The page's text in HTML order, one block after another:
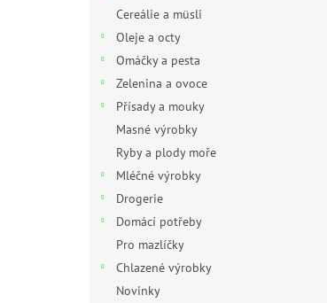
Cereálie a müsli
Oleje a octy
Omáčky a pesta
Zelenina a ovoce
Přísady a mouky
Masné výrobky
Ryby a plody moře
Mléčné výrobky
Drogerie
Domácí potřeby
Pro mazlíčky
Chlazené výrobky
Novinky